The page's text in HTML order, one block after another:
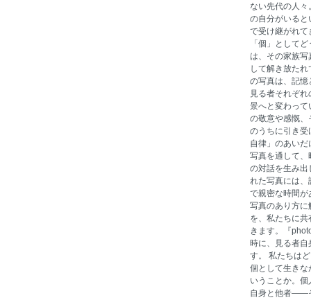
ない先代の人
の自分がいると
で受け継がれて
「個」として
は、その家族写
して解き放た
の写真は、記憶
見る者それぞ
景へと変わって
の敬意や感慨、
のうちに引き受
自律」のあい
写真を通して、
の対話を生み出
れた写真には、
で親密な時間が
写真のあり方に
を、私たちに
きます。『
時に、見る者
す。 私たちは
個として生きな
いうことか。
自身と他者——